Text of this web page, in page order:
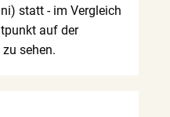
statt - im Vergleich
auf der
sehen.